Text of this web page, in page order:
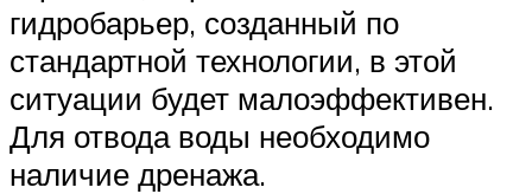
гидробарьер, созданный по
стандартной технологии, в этой
ситуации будет малоэффективен.
Для отвода воды необходимо
наличие дренажа.